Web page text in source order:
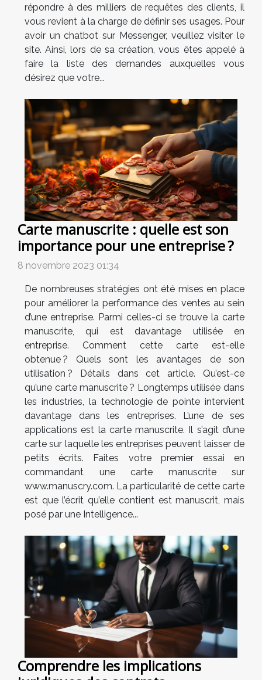
répondre à des milliers de requêtes des clients, il
vous revient à la charge de définir ses usages. Pour
avoir un chatbot sur Messenger, veuillez visiter le
site. Ainsi, lors de sa création, vous êtes appelé à
faire la liste des demandes auxquelles vous
désirez que votre...
Carte manuscrite : quelle est son
importance pour une entreprise ?
8 novembre 2023 01:34
De nombreuses stratégies ont été mises en place
pour améliorer la performance des ventes au sein
d’une entreprise. Parmi celles-ci se trouve la carte
manuscrite, qui est davantage utilisée en
entreprise. Comment cette carte est-elle
obtenue ? Quels sont les avantages de son
utilisation ? Détails dans cet article. Qu’est-ce
qu’une carte manuscrite ? Longtemps utilisée dans
les industries, la technologie de pointe intervient
davantage dans les entreprises. L’une de ses
applications est la carte manuscrite. Il s’agit d’une
carte sur laquelle les entreprises peuvent laisser de
petits écrits. Faites votre premier essai en
commandant une carte manuscrite sur
www.manuscry.com. La particularité de cette carte
est que l’écrit qu’elle contient est manuscrit, mais
posé par une Intelligence...
Comprendre les implications